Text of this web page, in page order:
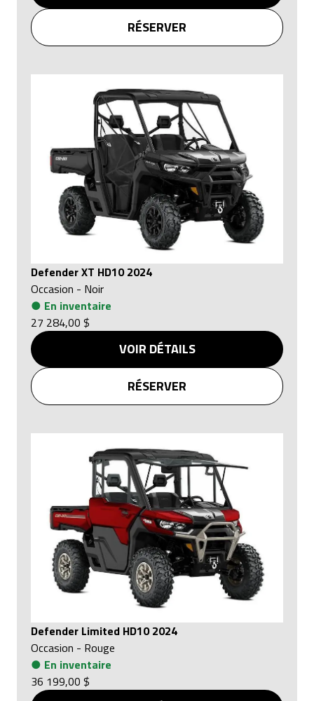
RÉSERVER
Defender XT HD10 2024
Occasion - Noir
● En inventaire
27 284,00 $
VOIR DÉTAILS
RÉSERVER
Defender Limited HD10 2024
Occasion - Rouge
● En inventaire
36 199,00 $